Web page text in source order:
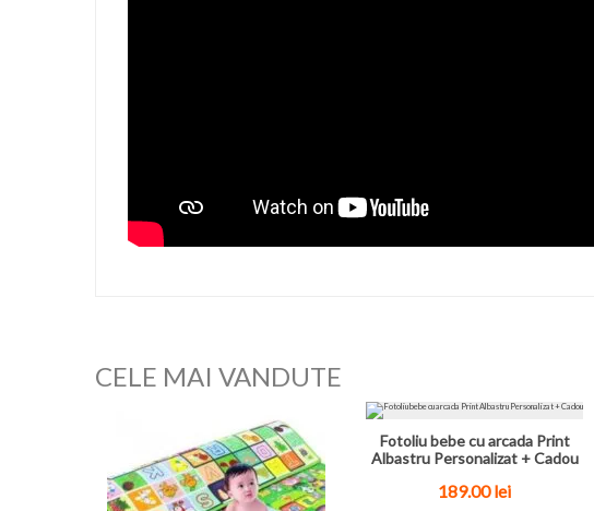
CELE MAI VANDUTE
Fotoliu bebe cu arcada Print
Albastru Personalizat + Cadou
189.00 lei